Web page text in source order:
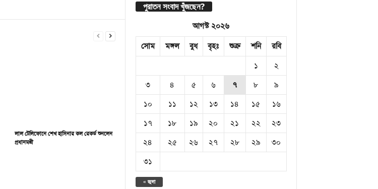
লাল টেলিফোনে শেখ হাসিনার কল রেকর্ড শুনলেন
প্রধানমন্ত্রী
পুরাতন সংবাদ খুঁজছেন?
আগস্ট ২০২৬
সোম
মঙ্গল বুধ বৃহঃ শুক্র শনি রবি
« জুলা
১
২
৩
৪ ৫ ৬ ৭ ৮
৯
১০
১১ ১২ ১৩ ১৪ ১৫
১৬
১৭
১৮ ১৯ ২০ ২১ ২২
২৩
২৪
২৫ ২৬ ২৭ ২৮ ২৯
৩০
৩১